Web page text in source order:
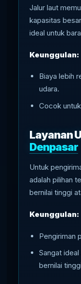
Jalur laut
kapasitas
ideal untuk
Keunggulan:
Biaya lebih
udara.
Cocok
Layanan
Denpasar
Untuk
adalah pilihan
bernilai tinggi
Keunggulan:
Pengiriman
Sangat
bernilai